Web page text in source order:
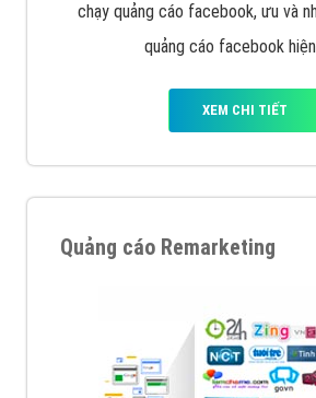
chạy quảng cáo facebook, ưu và
quảng cáo facebook hiện
XEM CHI TIẾT
Quảng cáo Remarketing